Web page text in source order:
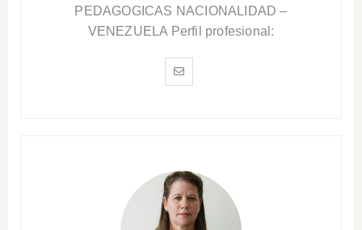
PEDAGOGICAS NACIONALIDAD –
VENEZUELA Perfil profesional: